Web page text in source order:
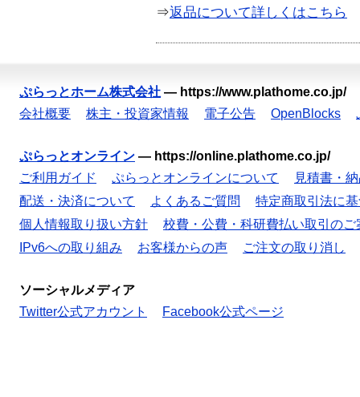
⇒返品について詳しくはこちら
ぷらっとホーム株式会社 — https://www.plathome.co.jp/
会社概要
株主・投資家情報 電子公告 OpenBlocks
ぷらっとオンライン — https://online.plathome.co.jp/
ご利用ガイド
ぷらっとオンラインについて
見積書・
配送・決済について
よくあるご質問
特定商取引法に
個人情報取り扱い方針
校費・公費・科研費払い取引のご
IPv6への取り組み
お客様からの声 ご注文の取り消し
ソーシャルメディア
Twitter公式アカウント
Facebook公式ページ